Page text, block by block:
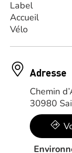
Adresse
Chemin
30980